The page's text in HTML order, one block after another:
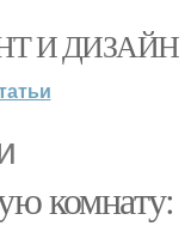
И ДИЗАЙН
комнату: